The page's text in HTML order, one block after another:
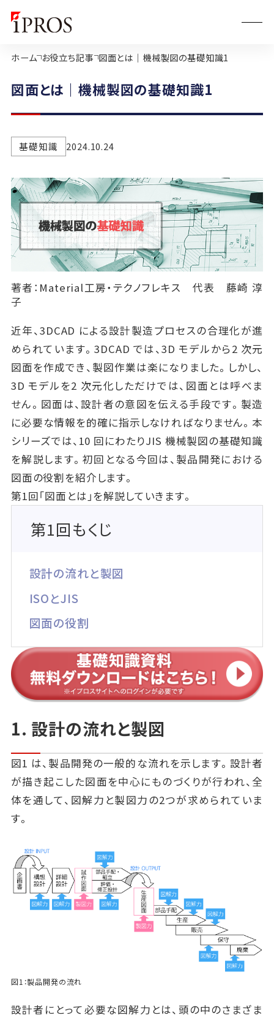
ホーム お役立ち記事 図面とは｜機械製図の基礎知識1
図面とは｜機械製図の基礎知識1
基礎知識 2024.10.24
著者：Material工房・テクノフレキス 代表 藤崎 淳
子
近年、3DCAD による設計製造プロセスの合理化が進
められています。3DCAD では、3D モデルから2 次元
図面を作成でき、製図作業は楽になりました。しかし、
3D モデルを2 次元化しただけでは、図面とは呼べま
せん。図面は、設計者の意図を伝える手段です。製造
に必要な情報を的確に指示しなければなりません。本
シリーズでは、10 回にわたりJIS 機械製図の基礎知識
を解説します。初回となる今回は、製品開発における
図面の役割を紹介します。
第1回「図面とは」を解説していきます。
第1回もくじ
設計の流れと製図
ISOとJIS
図面の役割
1. 設計の流れと製図
図1 は、製品開発の一般的な流れを示します。設計者
が描き起こした図面を中心にものづくりが行われ、全
体を通して、図解力と製図力の2つが求められていま
す。
図1：製品開発の流れ
設計者にとって必要な図解力とは、頭の中のさまざま